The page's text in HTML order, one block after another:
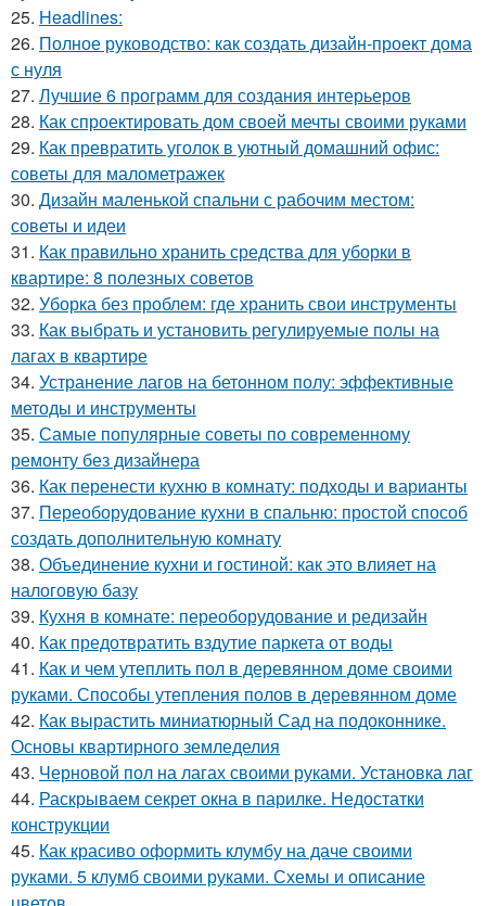
25. Headlines:
26. Полное руководство: как создать дизайн-проект дома
с нуля
27. Лучшие 6 программ для создания интерьеров
28. Как спроектировать дом своей мечты своими руками
29. Как превратить уголок в уютный домашний офис:
советы для малометражек
30. Дизайн маленькой спальни с рабочим местом:
советы и идеи
31. Как правильно хранить средства для уборки в
квартире: 8 полезных советов
32. Уборка без проблем: где хранить свои инструменты
33. Как выбрать и установить регулируемые полы на
лагах в квартире
34. Устранение лагов на бетонном полу: эффективные
методы и инструменты
35. Самые популярные советы по современному
ремонту без дизайнера
36. Как перенести кухню в комнату: подходы и варианты
37. Переоборудование кухни в спальню: простой способ
создать дополнительную комнату
38. Объединение кухни и гостиной: как это влияет на
налоговую базу
39. Кухня в комнате: переоборудование и редизайн
40. Как предотвратить вздутие паркета от воды
41. Как и чем утеплить пол в деревянном доме своими
руками. Способы утепления полов в деревянном доме
42. Как вырастить миниатюрный Сад на подоконнике.
Основы квартирного земледелия
43. Черновой пол на лагах своими руками. Установка лаг
44. Раскрываем секрет окна в парилке. Недостатки
конструкции
45. Как красиво оформить клумбу на даче своими
руками. 5 клумб своими руками. Схемы и описание